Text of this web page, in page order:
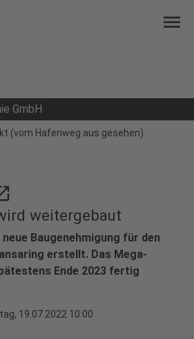
menu
GmbH
(vom Hafenweg aus gesehen)
weitergebaut
Baugenehmigung für den
erstellt. Das Mega-
Ende 2023 fertig
19.07.2022 10:00